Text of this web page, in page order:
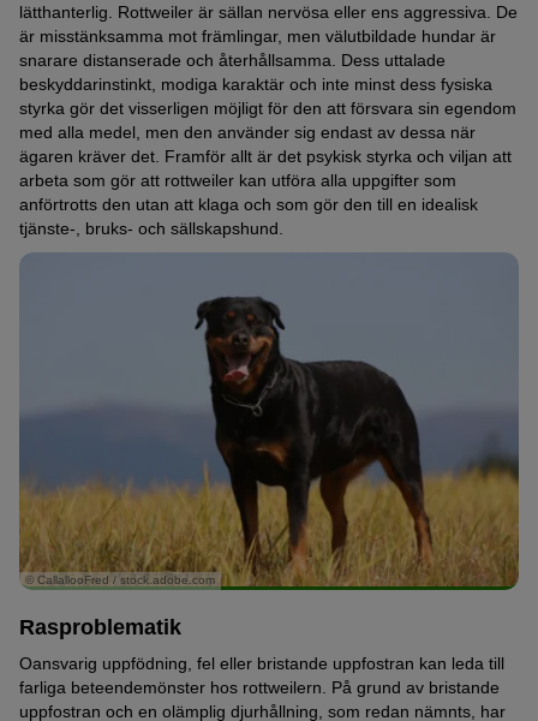
lätthanterlig. Rottweiler är sällan nervösa eller ens aggressiva. De
är misstänksamma mot främlingar, men välutbildade hundar är
snarare distanserade och återhållsamma. Dess uttalade
beskyddarinstinkt, modiga karaktär och inte minst dess fysiska
styrka gör det visserligen möjligt för den att försvara sin egendom
med alla medel, men den använder sig endast av dessa när
ägaren kräver det. Framför allt är det psykisk styrka och viljan att
arbeta som gör att rottweiler kan utföra alla uppgifter som
anförtrotts den utan att klaga och som gör den till en idealisk
tjänste-, bruks- och sällskapshund.
© CallallooFred / stock.adobe.com
Rasproblematik
Oansvarig uppfödning, fel eller bristande uppfostran kan leda till
farliga beteendemönster hos rottweilern. På grund av bristande
uppfostran och en olämplig djurhållning, som redan nämnts, har